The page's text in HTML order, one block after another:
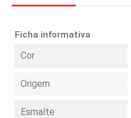
Ficha informativa
Cor
Origem
Esmalte